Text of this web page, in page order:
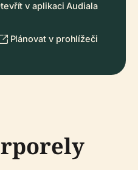
v aplikaci Audiala
Plánovat v prohlížeči